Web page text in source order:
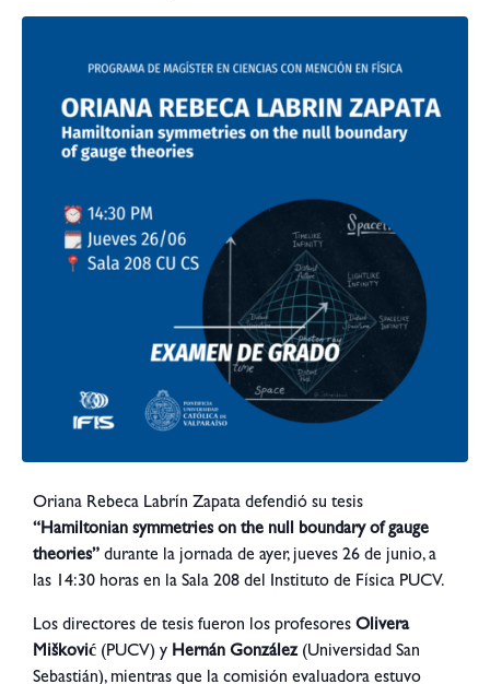
Oriana Rebeca Labrín Zapata defendió su tesis
“Hamiltonian symmetries on the null boundary of gauge
theories” durante la jornada de ayer, jueves 26 de junio, a
las 14:30 horas en la Sala 208 del Instituto de Física PUCV.
Los directores de tesis fueron los profesores Olivera
Mišković (PUCV) y Hernán González(Universidad San
Sebastián), mientras que la comisión evaluadora estuvo